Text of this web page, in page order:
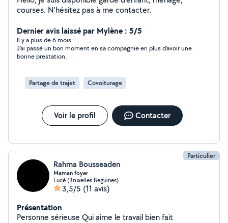
courses. N'hésitez pas à me contacter.
Dernier avis laissé par Mylène : 5/5
Il y a plus de 6 mois
J'ai passé un bon moment en sa compagnie en plus d'avoir une
bonne prestation.
Partage de trajet Covoiturage
Voir le profil Contacter
Particulier
Rahma Bousseaden
Maman foyer
Lucé (Bruxelles Beguines)
3,5/5 (11 avis)
Présentation
Personne sérieuse Qui aime le travail bien fait